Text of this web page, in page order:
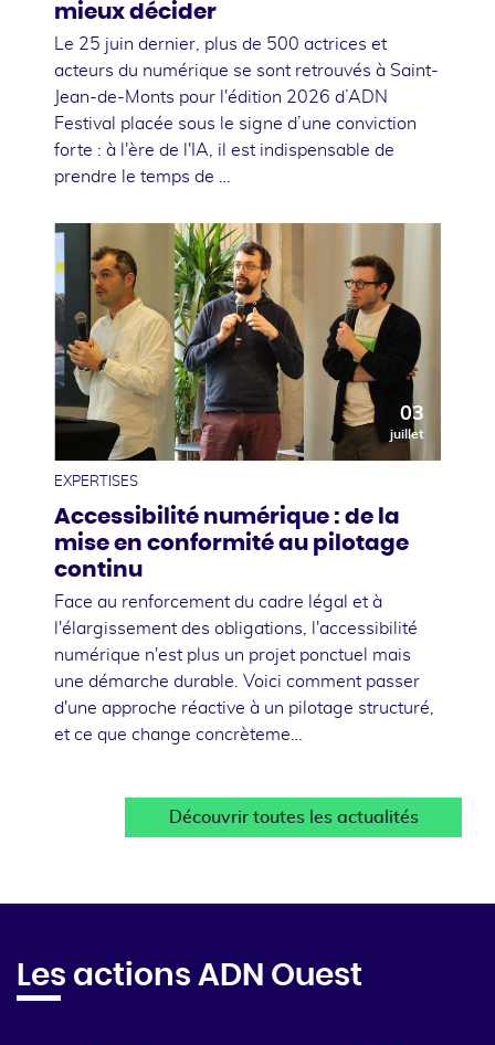
mieux décider
Le 25 juin dernier, plus de 500 actrices et
acteurs du numérique se sont retrouvés à Saint-
Jean-de-Monts pour l'édition 2026 d’ADN
Festival placée sous le signe d’une conviction
forte : à l'ère de l'IA, il est indispensable de
prendre le temps de …
03
juillet
EXPERTISES
Accessibilité numérique : de la
mise en conformité au pilotage
continu
Face au renforcement du cadre légal et à
l'élargissement des obligations, l'accessibilité
numérique n'est plus un projet ponctuel mais
une démarche durable. Voici comment passer
d'une approche réactive à un pilotage structuré,
et ce que change concrèteme…
Découvrir toutes les actualités
Les actions ADN Ouest